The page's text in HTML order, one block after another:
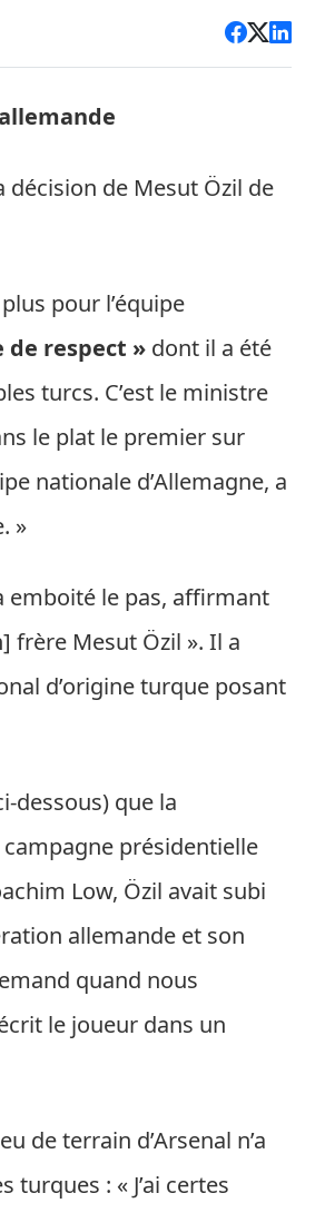
de Mesut Özil de
pour l’équipe
de respect » dont il a été
turcs. C’est le ministre
le plat le premier sur
nationale d’Allemagne, a
»
emboité le pas, affirmant
frère Mesut Özil ». Il a
d’origine turque posant
dessous) que la
présidentielle
Low, Özil avait subi
allemande et son
quand nous
le joueur dans un
de terrain d’Arsenal n’a
: « J’ai certes